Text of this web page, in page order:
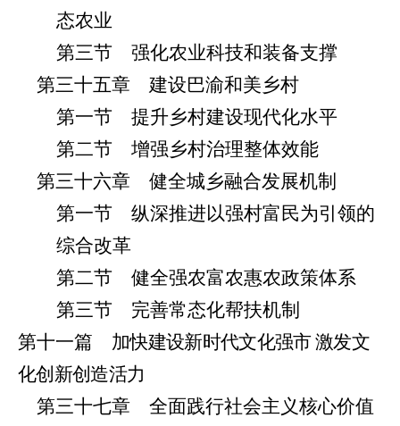
态农业
第三节 强化农业科技和装备支撑
第三十五章 建设巴渝和美乡村
第一节 提升乡村建设现代化水平
第二节 增强乡村治理整体效能
第三十六章 健全城乡融合发展机制
第一节 纵深推进以强村富民为引领的
综合改革
第二节 健全强农富农惠农政策体系
第三节 完善常态化帮扶机制
第十一篇 加快建设新时代文化强市 激发文
化创新创造活力
第三十七章 全面践行社会主义核心价值